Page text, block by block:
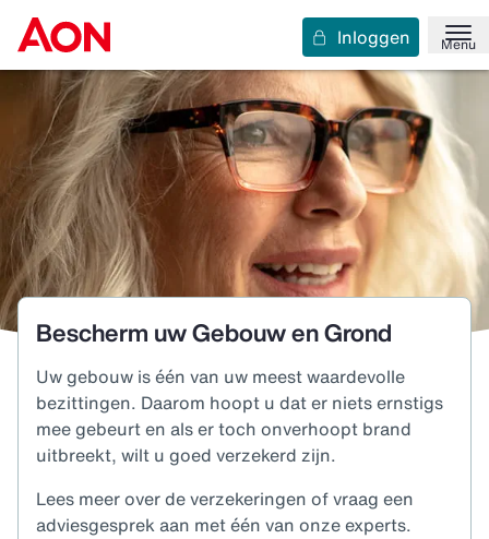
Menu
Inloggen
Bescherm uw Gebouw en Grond
Uw gebouw is één van uw meest waardevolle
bezittingen. Daarom hoopt u dat er niets ernstigs
mee gebeurt en als er toch onverhoopt brand
uitbreekt, wilt u goed verzekerd zijn.
Lees meer over de verzekeringen of vraag een
adviesgesprek aan met één van onze experts.